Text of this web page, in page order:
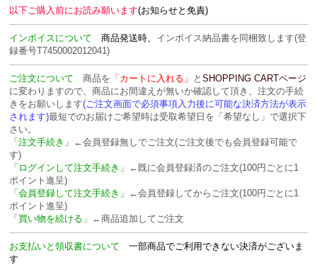
以下ご購入前にお読み願います(お知らせと免責)
インボイスについて商品発送時、 インボイス納品書を 同梱致します(登
録番号T7450002012041)
ご注文について商品を 「カートに入れる」 とSHOPPING CARTページ
に変わりますので、商品にお間違えが無いか確認して頂き、注文の手続
きをお願いします(ご注文画面で必須事項入力後に可能な決済方法が表示
されます)最短でのお届けご希望時は受取希望日を「希望なし」で選択下
さい。
「注文手続き」 ←会員登録無しでご注文(ご注文後でも会員登録可能で
す)
「ログインして注文手続き」 ←既に会員登録済のご注文(100円ごとに1
ポイント進呈)
「会員登録して注文手続き」 ←会員登録してからご注文(100円ごとに1
ポイント進呈)
「買い物を続ける」 ←商品追加してご注文
お支払いと領収書について一部商品でご利用できない決済がございま
す